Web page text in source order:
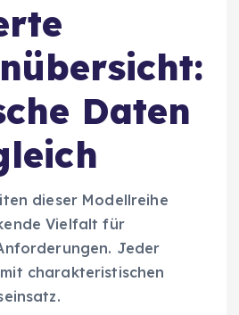
Daten
dieser Modellreihe
Vielfalt für
Jeder
charakteristischen